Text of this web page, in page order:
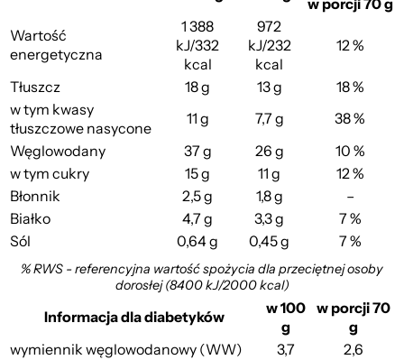
Kruche
w porcji 70 g
Wartość
energetyczna
1 388
kJ/332
kcal
972
kJ/232
kcal
12 %
Tłuszcz 18 g 13 g
18 %
w tym kwasy
tłuszczowe nasycone
11 g 7,7 g
38 %
Węglowodany
37 g 26 g
10 %
w tym cukry
15 g 11 g
12 %
Błonnik
2,5 g 1,8 g
–
Białko
4,7 g 3,3 g
7 %
Sól
0,64 g 0,45 g 7 %
% RWS - referencyjna wartość spożycia dla przeciętnej osoby
dorosłej (8400 kJ/2000 kcal)
Informacja dla diabetyków
w 100
g
w porcji 70
g
wymiennik węglowodanowy (WW)
3,7
2,6